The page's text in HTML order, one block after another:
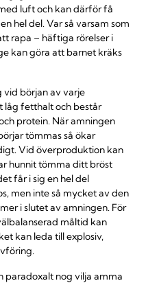
luft och kan därför få
hel del. Var så varsam som
rapa – häftiga rörelser i
kan göra att barnet kräks
vid början av varje
låg fetthalt och består
protein. När amningen
tömmas så ökar
Vid överproduktion kan
hunnit tömma ditt bröst
får i sig en hel del
men inte så mycket av den
i slutet av amningen. För
måltid kan
kan leda till explosiv,
paradoxalt nog vilja amma